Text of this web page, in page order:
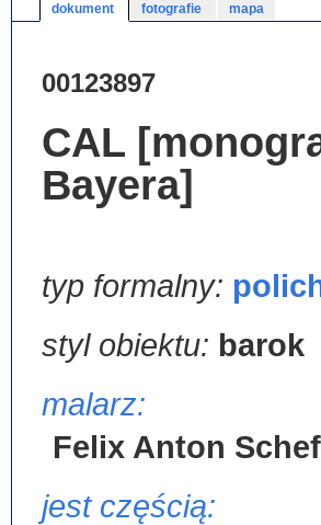
dokument fotografie mapa
00123897
CAL
Bayera]
typ formalny:
styl obiektu: barok
malarz:
Felix Anton
jest częścią: